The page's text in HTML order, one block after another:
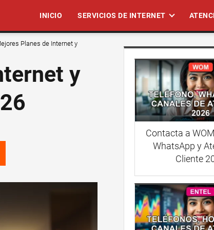
INICIO SERVICIOS DE INTERNET
Planes de Internet y
y
Contacta a
WhatsApp y
Cliente